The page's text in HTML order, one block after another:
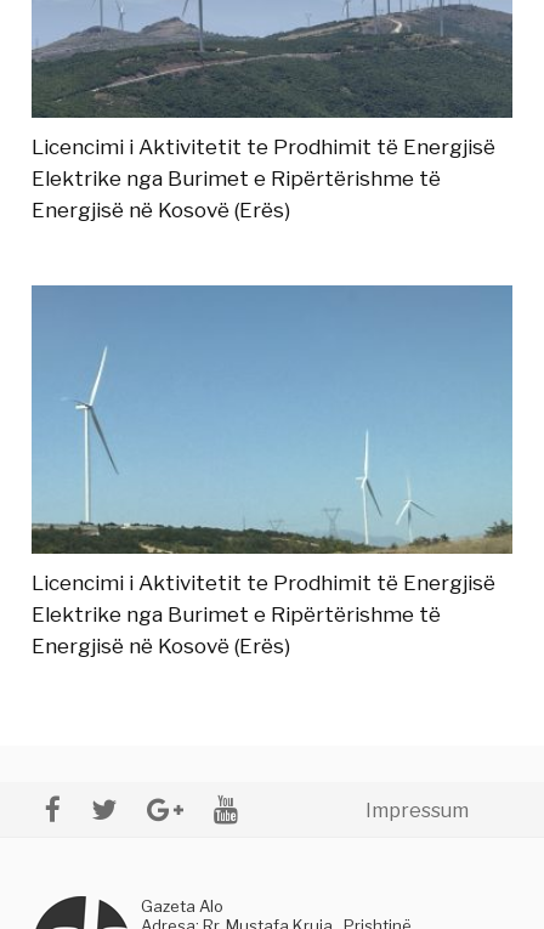
Licencimi i Aktivitetit te Prodhimit të Energjisë
Elektrike nga Burimet e Ripërtërishme të
Energjisë në Kosovë (Erës)
Licencimi i Aktivitetit te Prodhimit të Energjisë
Elektrike nga Burimet e Ripërtërishme të
Energjisë në Kosovë (Erës)
Impressum
Gazeta Alo
Adresa: Rr. Mustafa Kruja , Prishtinë,